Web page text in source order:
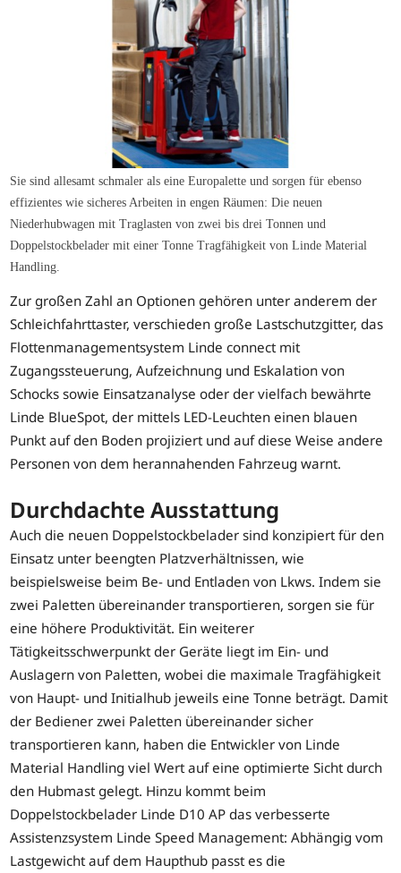
Sie sind allesamt schmaler als eine Europalette und sorgen für ebenso
effizientes wie sicheres Arbeiten in engen Räumen: Die neuen
Niederhubwagen mit Traglasten von zwei bis drei Tonnen und
Doppelstockbelader mit einer Tonne Tragfähigkeit von Linde Material
Handling.
Zur großen Zahl an Optionen gehören unter anderem der
Schleichfahrttaster, verschieden große Lastschutzgitter, das
Flottenmanagementsystem Linde connect mit
Zugangssteuerung, Aufzeichnung und Eskalation von
Schocks sowie Einsatzanalyse oder der vielfach bewährte
Linde BlueSpot, der mittels LED-Leuchten einen blauen
Punkt auf den Boden projiziert und auf diese Weise andere
Personen von dem herannahenden Fahrzeug warnt.
Durchdachte Ausstattung
Auch die neuen Doppelstockbelader sind konzipiert für den
Einsatz unter beengten Platzverhältnissen, wie
beispielsweise beim Be- und Entladen von Lkws. Indem sie
zwei Paletten übereinander transportieren, sorgen sie für
eine höhere Produktivität. Ein weiterer
Tätigkeitsschwerpunkt der Geräte liegt im Ein- und
Auslagern von Paletten, wobei die maximale Tragfähigkeit
von Haupt- und Initialhub jeweils eine Tonne beträgt. Damit
der Bediener zwei Paletten übereinander sicher
transportieren kann, haben die Entwickler von Linde
Material Handling viel Wert auf eine optimierte Sicht durch
den Hubmast gelegt. Hinzu kommt beim
Doppelstockbelader Linde D10 AP das verbesserte
Assistenzsystem Linde Speed Management: Abhängig vom
Lastgewicht auf dem Haupthub passt es die